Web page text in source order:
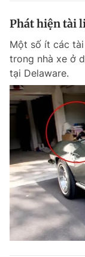
Phát hiện tài
Một số ít các
trong nhà xe ở
tại Delaware.